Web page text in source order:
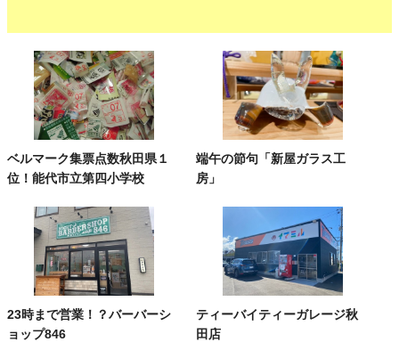
ベルマーク集票点数秋田県１
位！能代市立第四小学校
端午の節句「新屋ガラス工
房」
23時まで営業！？バーバーシ
ョップ846
ティーバイティーガレージ秋
田店